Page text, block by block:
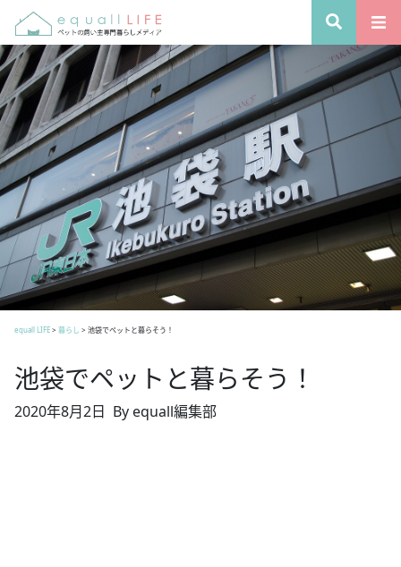
equall LIFE> 暮らし > 池袋でペットと暮らそう！
池袋でペットと暮らそう！
2020年8月2日 By equall編集部